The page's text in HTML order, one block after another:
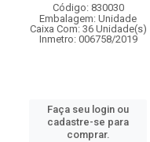
Código: 830030
Embalagem: Unidade
Caixa Com: 36 Unidade(s)
Inmetro: 006758/2019
Faça seu login ou
cadastre-se para
comprar.